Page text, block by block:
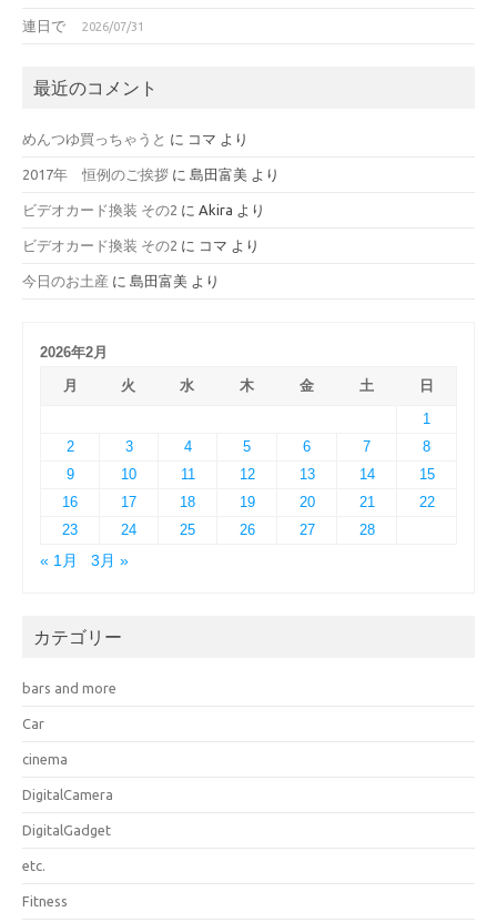
連日で 2026/07/31
最近のコメント
めんつゆ買っちゃうと に コマ より
2017年 恒例のご挨拶 に 島田富美 より
ビデオカード換装 その2 に Akira より
ビデオカード換装 その2 に コマ より
今日のお土産 に 島田富美 より
2026年2月
月
火 水 木 金 土
日
1
2
3 4 5 6 7
8
9
10 11 12 13 14
15
16
17 18 19 20 21
22
23
24 25 26 27
28
« 1月
3月 »
カテゴリー
bars and more
Car
cinema
DigitalCamera
DigitalGadget
etc.
Fitness